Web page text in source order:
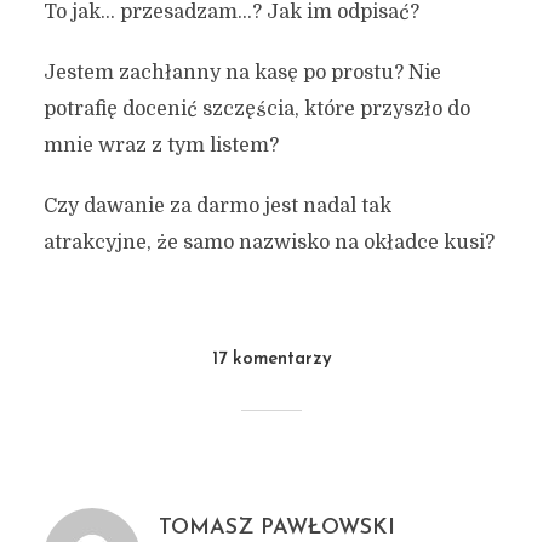
To jak… przesadzam…? Jak im odpisać?
Jestem zachłanny na kasę po prostu? Nie
potrafię docenić szczęścia, które przyszło do
mnie wraz z tym listem?
Czy dawanie za darmo jest nadal tak
atrakcyjne, że samo nazwisko na okładce kusi?
17 komentarzy
TOMASZ PAWŁOWSKI